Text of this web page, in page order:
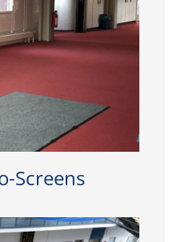
Screens